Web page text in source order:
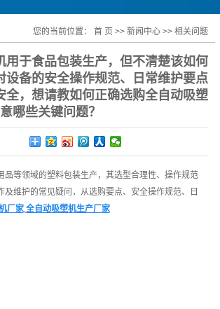
您的当前位置： 首 页 >> 新闻中心>> 相关问题
于食品包装生产，但不清楚该如何
备的安全操作规范、日常维护要点
，想请教如何正确选购全自动吸塑
哪些关键问题？
等领域的塑料包装生产，其选型合理性、操作规范
维护的常见疑问，从选购要点、安全操作规范、日
厂家,全自动吸塑机生产厂家